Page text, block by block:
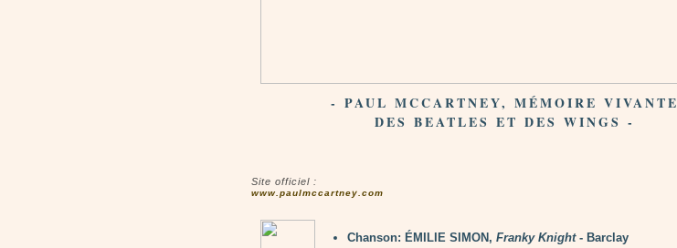
- PAUL MCCARTNEY, MÉMOIRE VIVANTE
DES BEATLES ET DES WINGS -
Site officiel :
www.paulmccartney.com
Chanson: ÉMILIE SIMON, Franky Knight- Barclay